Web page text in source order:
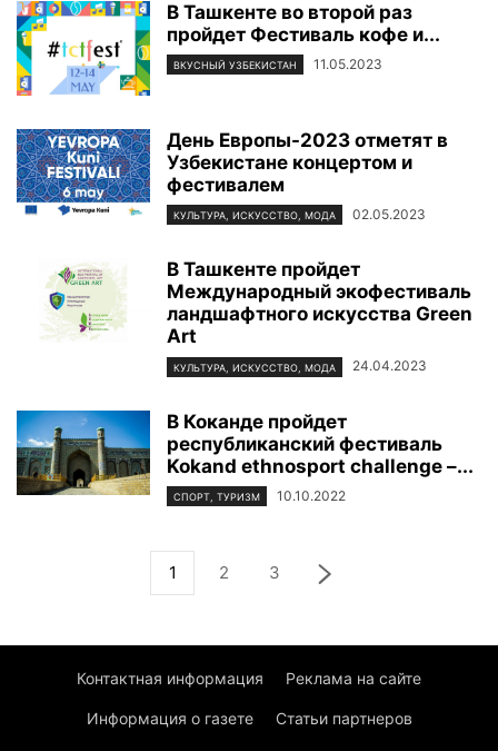
В Ташкенте во второй раз
пройдет Фестиваль кофе и...
ВКУСНЫЙ УЗБЕКИСТАН 11.05.2023
День Европы-2023 отметят в
Узбекистане концертом и
фестивалем
КУЛЬТУРА, ИСКУССТВО, МОДА 02.05.2023
В Ташкенте пройдет
Международный экофестиваль
ландшафтного искусства Green
Art
КУЛЬТУРА, ИСКУССТВО, МОДА 24.04.2023
В Коканде пройдет
республиканский фестиваль
Kokand ethnosport challenge –...
СПОРТ, ТУРИЗМ 10.10.2022
1 2 3
Контактная информация Реклама на сайте
Информация о газете Статьи партнеров